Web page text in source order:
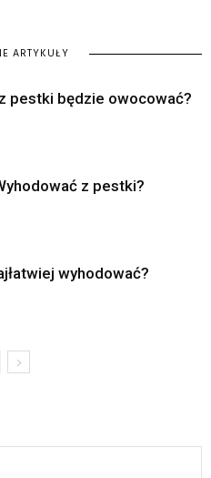
ARTYKUŁY
z pestki będzie owocować?
z pestki?
wyhodować?